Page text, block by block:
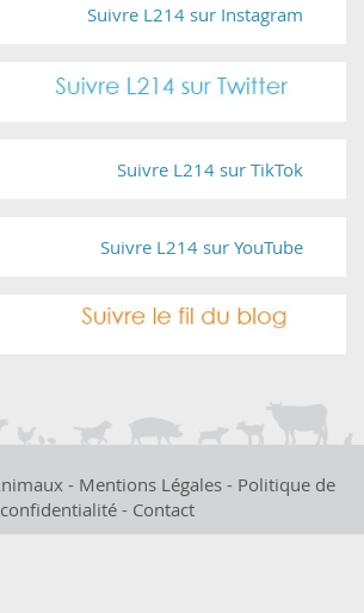
Suivre L214 sur Instagram
Suivre L214 sur TikTok
Suivre L214 sur YouTube
- Mentions Légales - Politique de
confidentialité- Contact